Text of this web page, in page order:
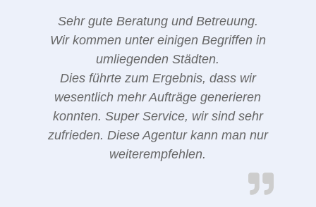
Sehr gute Beratung und Betreuung.
Wir kommen unter einigen Begriffen in
umliegenden Städten.
Dies führte zum Ergebnis, dass wir
wesentlich mehr Aufträge generieren
konnten. Super Service, wir sind sehr
zufrieden. Diese Agentur kann man nur
weiterempfehlen.